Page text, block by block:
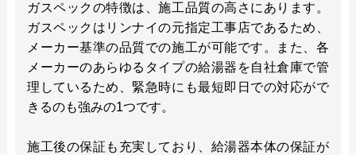
ガスペックの特徴は、施工品質の高さにあります。
ガスペックはリンナイの元指定工事店であるため、
メーカー基準の品質での施工が可能です。また、各
メーカーのあらゆるタイプの給湯器を自社倉庫で管
理しているため、緊急時にも最短即日での対応がで
きるのも強みの1つです。
施工後の保証も充実しており、給湯器本体の保証が